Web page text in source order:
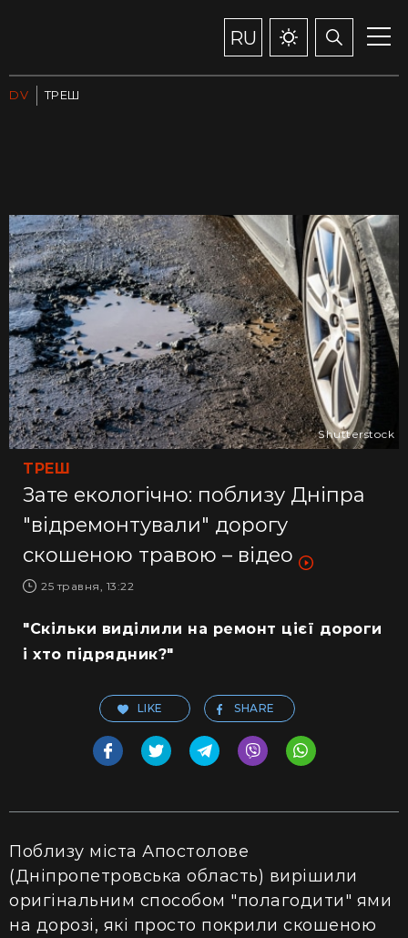
RU
DV ТРЕШ
ТРЕШ
Зате екологічно: поблизу Дніпра
"відремонтували" дорогу
скошеною травою – відео
25 травня, 13:22
Shutterstock
"Скільки виділили на ремонт цієї дороги
і хто підрядник?"
LIKE SHARE
Поблизу міста Апостолове
(Дніпропетровська область) вирішили
оригінальним способом "полагодити" ями
на дорозі, які просто покрили скошеною